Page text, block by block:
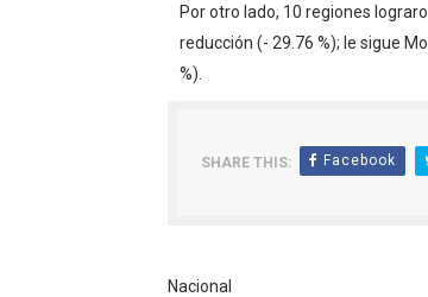
Por otro lado, 10 regiones
reducción (- 29.76 %); le sigue
%).
SHARE THIS: Facebook
Nacional